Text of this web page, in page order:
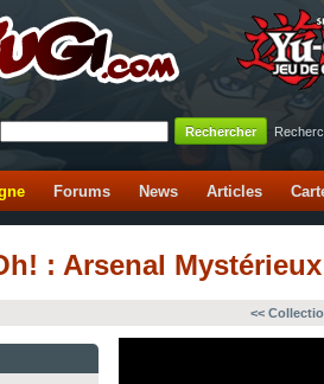
Forums News Articles
: Arsenal
<<